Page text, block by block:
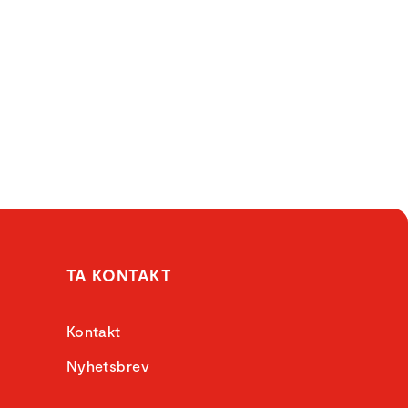
TA KONTAKT
Kontakt
Nyhetsbrev